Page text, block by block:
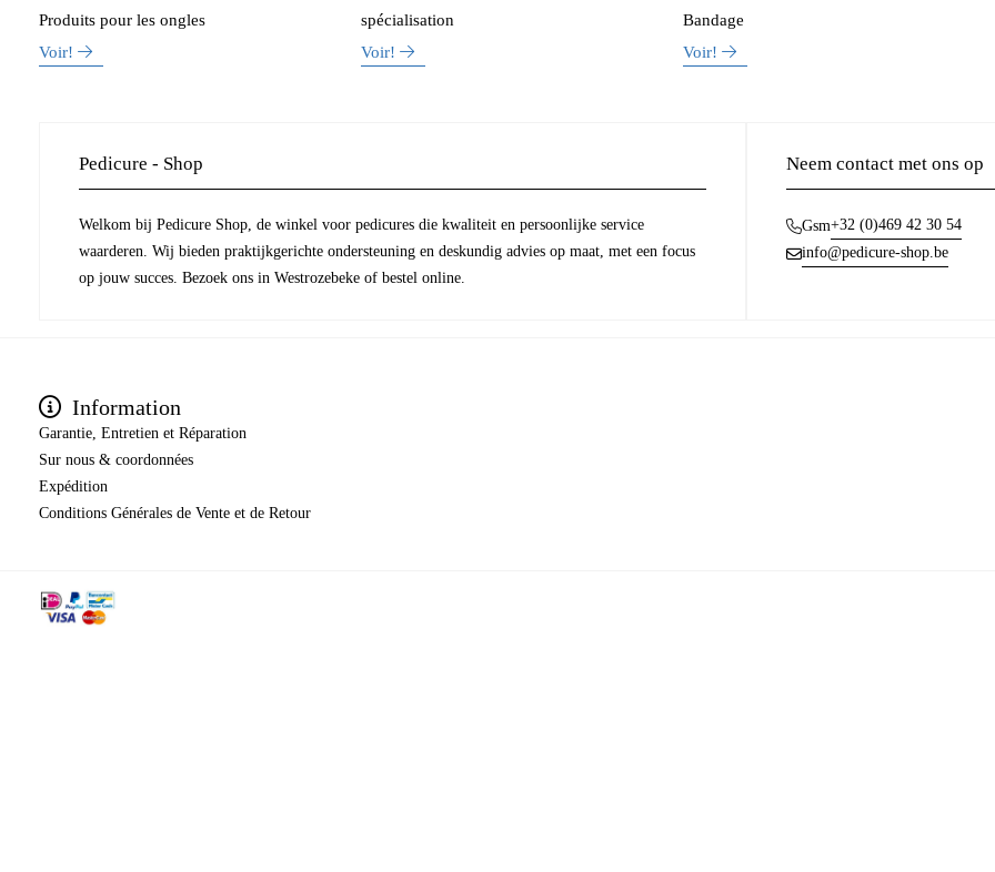
Produits pour les ongles
Voir!
spécialisation
Voir!
Bandage
Voir!
Pedicure - Shop
Welkom bij Pedicure Shop, de winkel voor pedicures die kwaliteit en persoonlijke service
waarderen. Wij bieden praktijkgerichte ondersteuning en deskundig advies op maat, met een focus
op jouw succes. Bezoek ons in Westrozebeke of bestel online.
Neem contact met ons op
Gsm+32 (0)469 42 30 54
info@pedicure-shop.be
Information
Garantie, Entretien et Réparation
Sur nous & coordonnées
Expédition
​​​​​​​Conditions Générales de Vente et de Retour